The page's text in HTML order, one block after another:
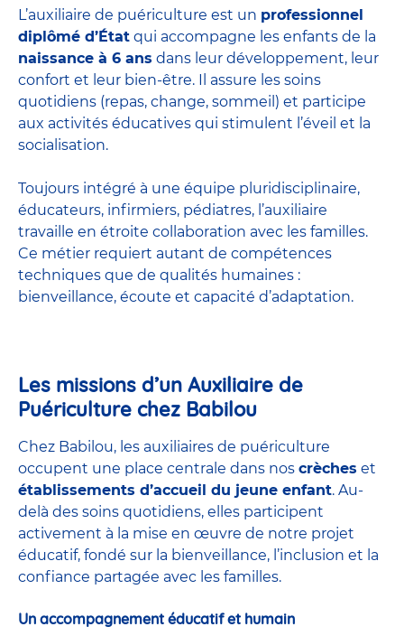
L’auxiliaire de puériculture est un professionnel
diplômé d’État qui accompagne les enfants de la
naissance à 6 ans dans leur développement, leur
confort et leur bien-être. Il assure les soins
quotidiens (repas, change, sommeil) et participe
aux activités éducatives qui stimulent l’éveil et la
socialisation.
Toujours intégré à une équipe pluridisciplinaire,
éducateurs, infirmiers, pédiatres, l’auxiliaire
travaille en étroite collaboration avec les familles.
Ce métier requiert autant de compétences
techniques que de qualités humaines :
bienveillance, écoute et capacité d’adaptation.
Les missions d’un Auxiliaire de
Puériculture chez Babilou
Chez Babilou, les auxiliaires de puériculture
occupent une place centrale dans nos crèches et
établissements d’accueil du jeune enfant. Au-
delà des soins quotidiens, elles participent
activement à la mise en œuvre de notre projet
éducatif, fondé sur la bienveillance, l’inclusion et la
confiance partagée avec les familles.
Un accompagnement éducatif et humain